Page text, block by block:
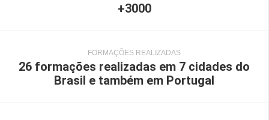
+3000
FORMAÇÕES REALIZADAS
26 formações realizadas em 7 cidades do
Brasil e também em Portugal